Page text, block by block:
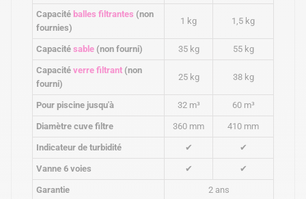
Capacité balles filtrantes (non
fournies)
1 kg 1,5 kg
Capacité sable (non fourni) 35 kg 55 kg
Capacité verre filtrant (non
fourni)
25 kg 38 kg
Pour piscine jusqu'à 32 m³ 60 m³
Diamètre cuve filtre 360 mm 410 mm
Indicateur de turbidité ✔ ✔
Vanne 6 voies ✔ ✔
Garantie 2 ans